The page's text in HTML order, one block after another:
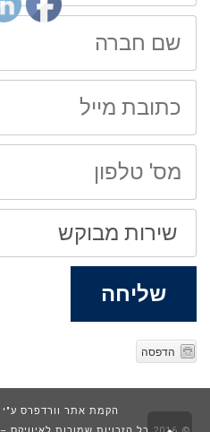
שם
חברה
כתובת
מייל
מס'
טלפון
שירות
מבוקש
שליחה
הדפסה
הקמת אתר וורדפרס